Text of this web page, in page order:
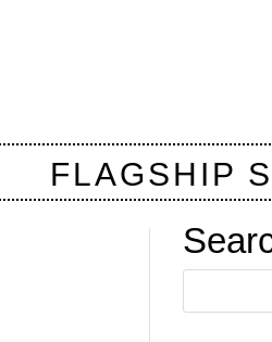
FLAGSHIP